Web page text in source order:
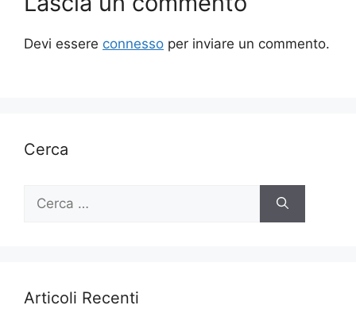
Devi essere connesso per inviare un commento.
Cerca
Ricerca
Articoli Recenti